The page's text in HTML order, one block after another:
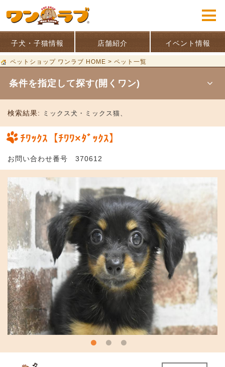
子犬・子猫情報 店舗紹介 イベント情報
ペットショップ ワンラブ HOME > ペット一覧
条件を指定して探す(開くワン)
検索結果: ミックス犬・ミックス猫、
ﾁﾜｯｸｽ【ﾁﾜﾜ×ﾀﾞｯｸｽ】
お問い合わせ番号 370612